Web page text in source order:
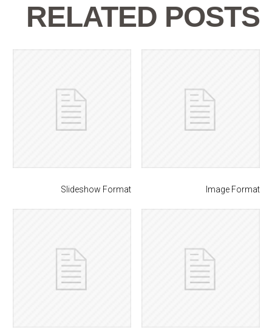
RELATED POSTS
Image Format
Slideshow Format